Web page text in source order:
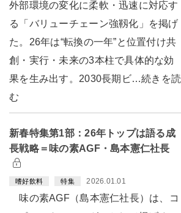
外部環境の変化に柔軟・迅速に対応す
る「バリューチェーン強靱化」を掲げ
た。26年は“転換の一年”と位置付け共
創・実行・未来の3本柱で具体的な効
果を生み出す。2030長期ビ…続きを読
む
新春特集第1部：26年トップは語る成
長戦略＝味の素AGF・島本憲仁社長
嗜好飲料 特集 2026.01.01
味の素AGF（島本憲仁社長）は、コ